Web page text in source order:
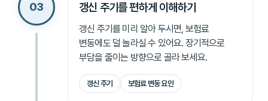
03 갱신 주기를 편하게 이해하기
갱신 주기를 미리 알아 두시면, 보험료
변동에도 덜 놀라실 수 있어요. 장기적으로
부담을 줄이는 방향으로 골라 보세요.
갱신 주기 보험료 변동 요인